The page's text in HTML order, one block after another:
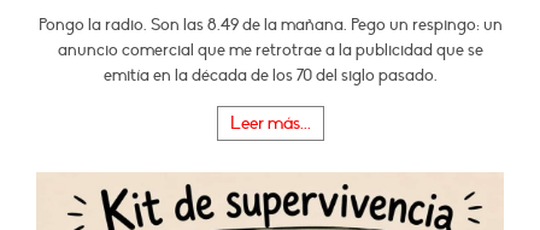
Pongo la radio. Son las 8.49 de la mañana. Pego un respingo: un
anuncio comercial que me retrotrae a la publicidad que se
emitía en la década de los 70 del siglo pasado.
Leer más...